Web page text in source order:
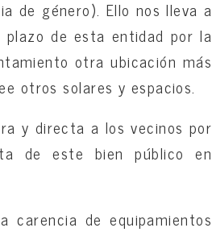
de género). Ello nos lleva a
de esta entidad por la
otra ubicación más
otros solares y espacios.
y directa a los vecinos por
de este bien público en
carencia de equipamientos